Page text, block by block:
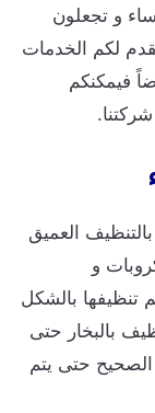
و تجعلون
لكم الخدمات
فيمكنكم
العميق
و
تنظيفها بالشكل
بالبخار حتى
حتى يتم